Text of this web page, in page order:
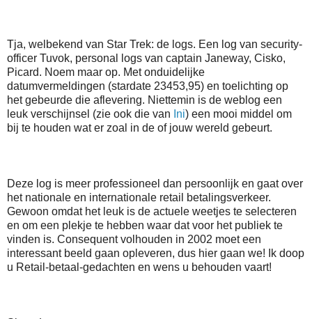
Tja, welbekend van Star Trek: de logs. Een log van security-
officer Tuvok, personal logs van captain Janeway, Cisko,
Picard. Noem maar op. Met onduidelijke
datumvermeldingen (stardate 23453,95) en toelichting op
het gebeurde die aflevering. Niettemin is de weblog een
leuk verschijnsel (zie ook die van Ini) een mooi middel om
bij te houden wat er zoal in de of jouw wereld gebeurt.
Deze log is meer professioneel dan persoonlijk en gaat over
het nationale en internationale retail betalingsverkeer.
Gewoon omdat het leuk is de actuele weetjes te selecteren
en om een plekje te hebben waar dat voor het publiek te
vinden is. Consequent volhouden in 2002 moet een
interessant beeld gaan opleveren, dus hier gaan we! Ik doop
u Retail-betaal-gedachten en wens u behouden vaart!